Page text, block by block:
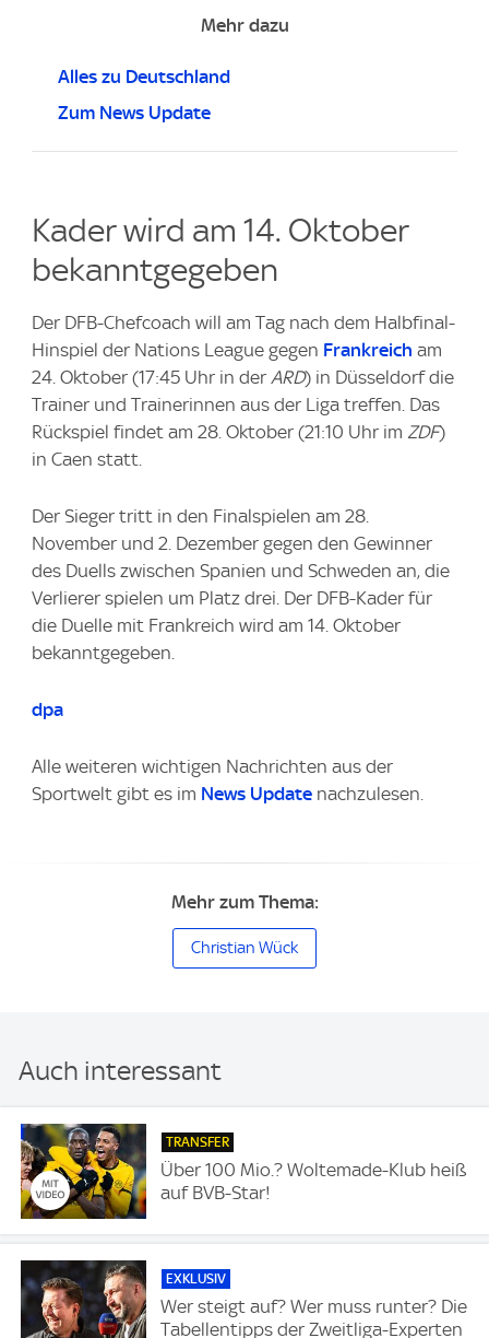
Mehr dazu
Alles zu Deutschland
Zum News Update
Kader wird am 14. Oktober
bekanntgegeben
Der DFB-Chefcoach will am Tag nach dem Halbfinal-
Hinspiel der Nations League gegen Frankreich am
24. Oktober (17:45 Uhr in der ARD) in Düsseldorf die
Trainer und Trainerinnen aus der Liga treffen. Das
Rückspiel findet am 28. Oktober (21:10 Uhr im ZDF)
in Caen statt.
Der Sieger tritt in den Finalspielen am 28.
November und 2. Dezember gegen den Gewinner
des Duells zwischen Spanien und Schweden an, die
Verlierer spielen um Platz drei. Der DFB-Kader für
die Duelle mit Frankreich wird am 14. Oktober
bekanntgegeben.
dpa
Alle weiteren wichtigen Nachrichten aus der
Sportwelt gibt es im News Update nachzulesen.
Mehr zum Thema:
Christian Wück
Auch interessant
TRANSFER
Über 100 Mio.? Woltemade-Klub heiß
auf BVB-Star!
EXKLUSIV
Wer steigt auf? Wer muss runter? Die
Tabellentipps der Zweitliga-Experten